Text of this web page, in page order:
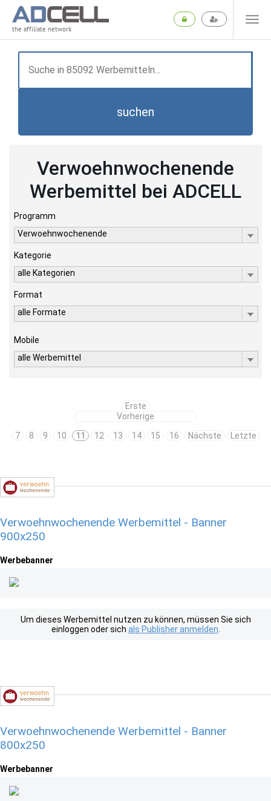
the affiliate network
suchen
Verwoehnwochenende
Werbemittel bei ADCELL
Programm
Verwoehnwochenende
Kategorie
alle Kategorien
Format
alle Formate
Mobile
alle Werbemittel
Erste
Vorherige
7
8 9 10 11 12 13 14 15 16 Nächste Letzte
Verwoehnwochenende Werbemittel - Banner
900x250
Werbebanner
Um dieses Werbemittel nutzen zu können, müssen Sie sich
einloggen oder sich als Publisher anmelden
Verwoehnwochenende Werbemittel - Banner
800x250
Werbebanner